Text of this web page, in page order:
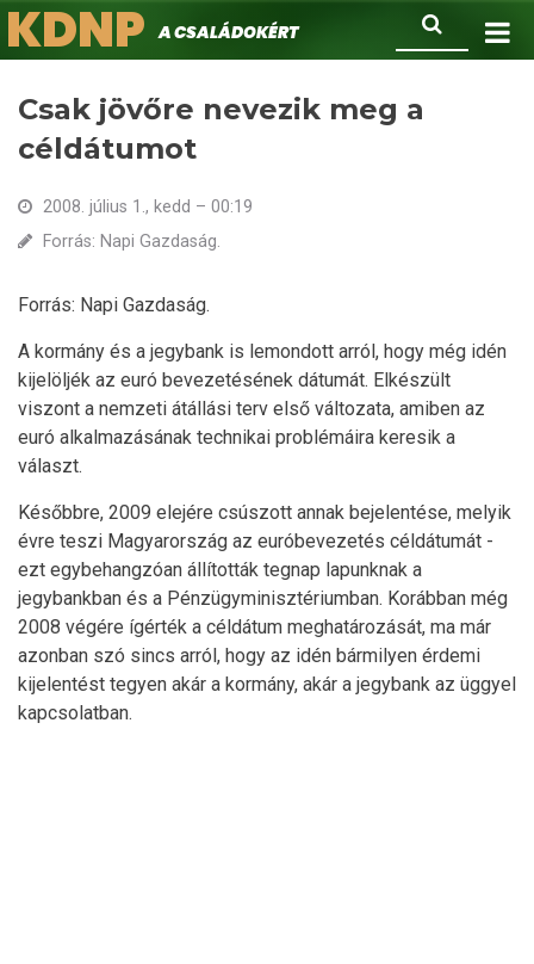
Ugrás
a
Keresés
KDNPA családokért.
Csak jövőre nevezik meg a
céldátumot
2008. július 1., kedd – 00:19
Forrás: Napi Gazdaság.
Forrás: Napi Gazdaság.
A kormány és a jegybank is lemondott arról, hogy még idén
kijelöljék az euró bevezetésének dátumát. Elkészült
viszont a nemzeti átállási terv első változata, amiben az
euró alkalmazásának technikai problémáira keresik a
választ.
Későbbre, 2009 elejére csúszott annak bejelentése, melyik
évre teszi Magyarország az euróbevezetés céldátumát -
ezt egybehangzóan állították tegnap lapunknak a
jegybankban és a Pénzügyminisztériumban. Korábban még
2008 végére ígérték a céldátum meghatározását, ma már
azonban szó sincs arról, hogy az idén bármilyen érdemi
kijelentést tegyen akár a kormány, akár a jegybank az üggyel
kapcsolatban.